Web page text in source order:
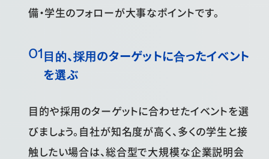
備・学生のフォローが大事なポイントです。
目的、採用のターゲットに合ったイベント
を選ぶ
目的や採用のターゲットに合わせたイベントを選
びましょう。自社が知名度が高く、多くの学生と接
触したい場合は、総合型で大規模な企業説明会